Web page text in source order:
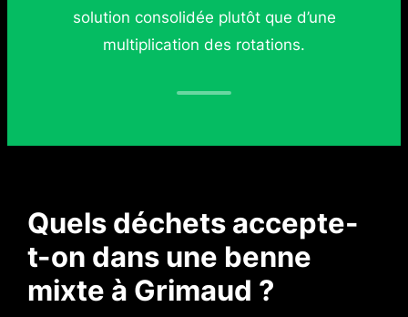
solution consolidée plutôt que d’une
multiplication des rotations.
Quels déchets accepte-
t-on dans une benne
mixte à Grimaud ?